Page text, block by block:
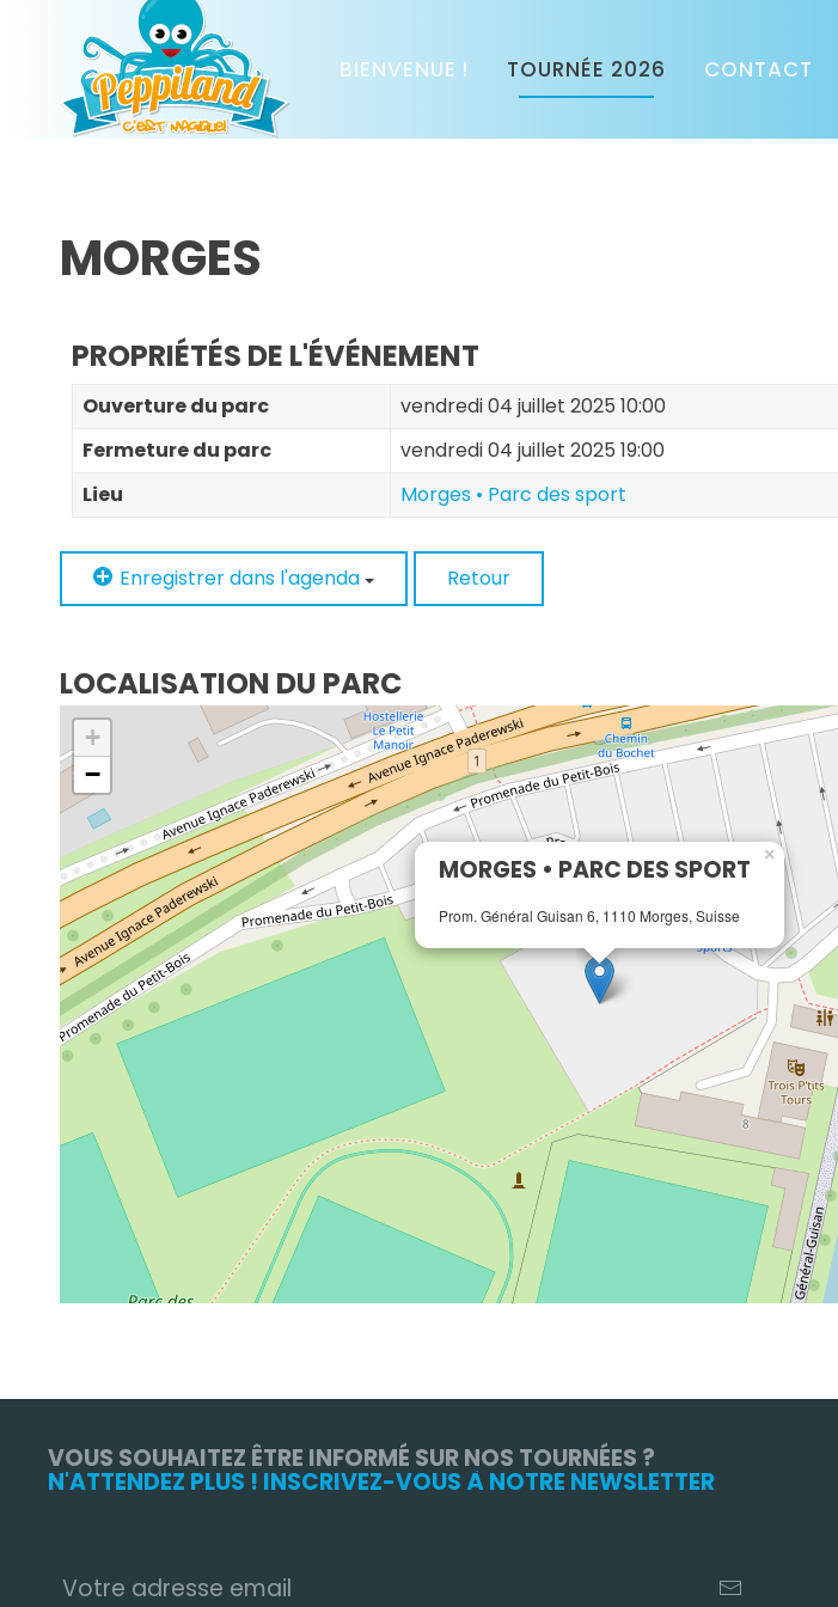
BIENVENUE ! TOURNÉE 2026 CONTACT
MORGES
PROPRIÉTÉS DE L'ÉVÉNEMENT
Ouverture du parc
vendredi 04 juillet 2025 10:00
Fermeture du parc
vendredi 04 juillet 2025 19:00
Lieu
Morges • Parc des sport
Enregistrer dans l'agenda Retour
LOCALISATION DU PARC
MORGES • PARC DES SPORT
Prom. Général Guisan 6, 1110 Morges, Suisse
×
+
−
VOUS SOUHAITEZ ÊTRE INFORMÉ SUR NOS TOURNÉES ?
N'ATTENDEZ PLUS ! INSCRIVEZ-VOUS À NOTRE NEWSLETTER